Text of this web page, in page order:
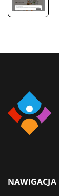
NAWIGACJA